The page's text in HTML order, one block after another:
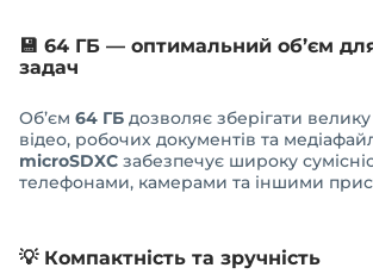
💾 64 ГБ — оптимальний об’єм
задач
Об’єм 64 ГБ дозволяє зберігати велику
відео, робочих документів та
microSDXC забезпечує широку
телефонами, камерами та іншими
💡 Компактність та зручність